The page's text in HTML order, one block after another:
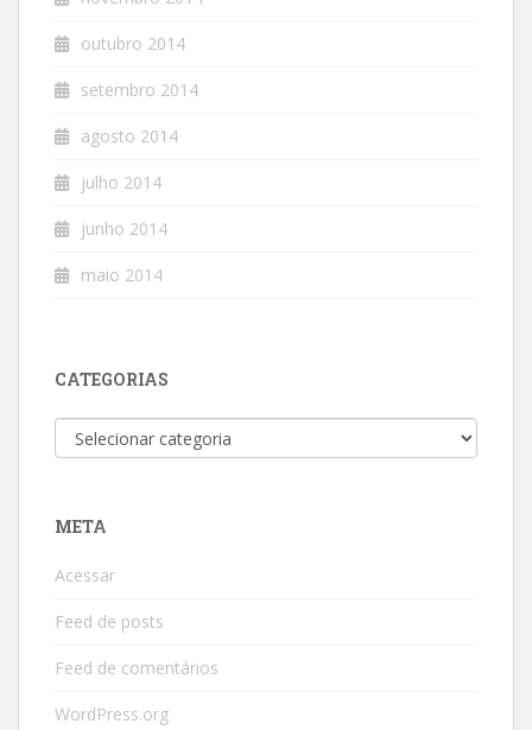
outubro 2014
setembro 2014
agosto 2014
julho 2014
junho 2014
maio 2014
CATEGORIAS
Categorias
META
Acessar
Feed de posts
Feed de comentários
WordPress.org